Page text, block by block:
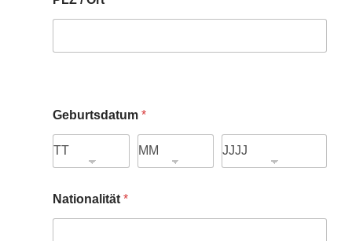
Geburtsdatum *
Nationalität *